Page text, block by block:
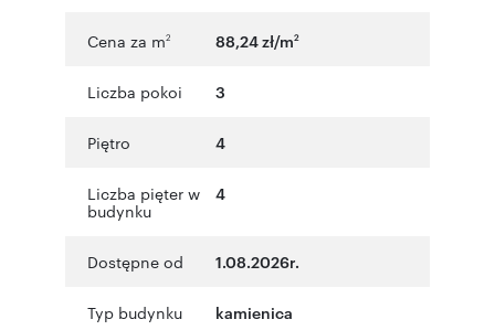
Cena za m2 88,24 zł/m2
Liczba pokoi 3
Piętro 4
Liczba pięter w
budynku
4
Dostępne od 1.08.2026r.
Typ budynku kamienica